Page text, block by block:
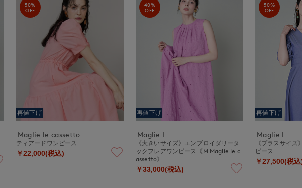
50%
OFF
再値下げ
Maglie le cassetto
ティアードワンピース
￥22,000(税込)
40%
OFF
再値下げ
Maglie L
《大きいサイズ》エンブロイダリータ
ックフレアワンピース《M Maglie le c
assetto》
￥33,000(税込)
50%
OFF
再値下げ
Maglie L
《プラスサイズ
ピース
￥27,500(税込